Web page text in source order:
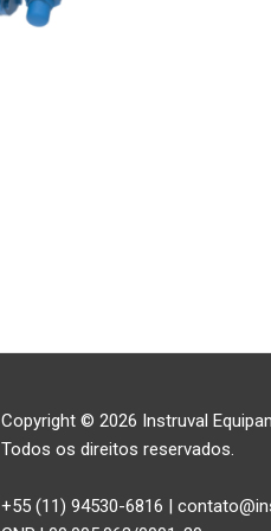
Copyright © 2026 Instruval
Todos os direitos reservados.
+55 (11) 94530-6816 |